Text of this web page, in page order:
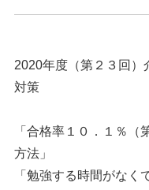
2020年度（第２３回）
対策
「合格率１０．１％（
方法」
「勉強する時間がなく